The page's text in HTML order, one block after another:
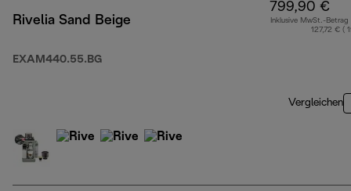
Rivelia Sand Beige
EXAM440.55.BG
799,90 €
Inklusive MwSt.-Betrag
127,72 € (
Vergleichen